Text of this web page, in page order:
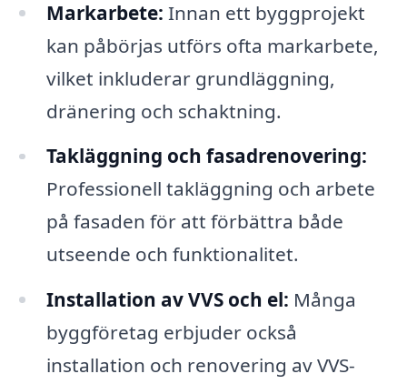
Markarbete: Innan ett byggprojekt
kan påbörjas utförs ofta markarbete,
vilket inkluderar grundläggning,
dränering och schaktning.
Takläggning och fasadrenovering:
Professionell takläggning och arbete
på fasaden för att förbättra både
utseende och funktionalitet.
Installation av VVS och el: Många
byggföretag erbjuder också
installation och renovering av VVS-